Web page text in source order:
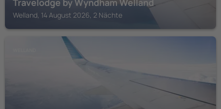
Travelodge by Wyndham Welland
Welland, 14 August 2026, 2 Nächte